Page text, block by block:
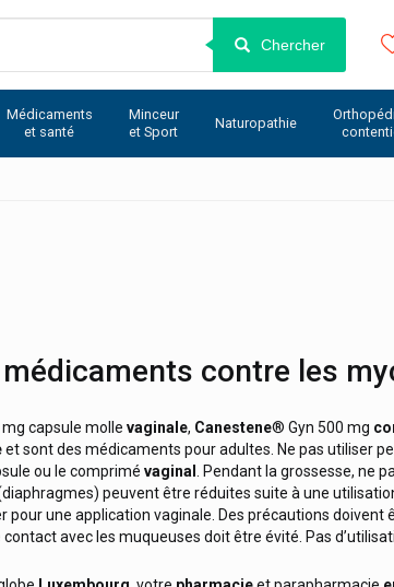
Chercher
Médicaments
et santé
Minceur
et Sport
Naturopathie
contre les
mg capsule molle vaginale, Canestene® Gyn 500 mg
et sont des médicaments pour adultes. Ne pas utiliser
ou le comprimé vaginal
. Pendant la grossesse, ne
peuvent être réduites suite à une
pour une application vaginale. Des précautions
avec les muqueuses doit être évité. Pas